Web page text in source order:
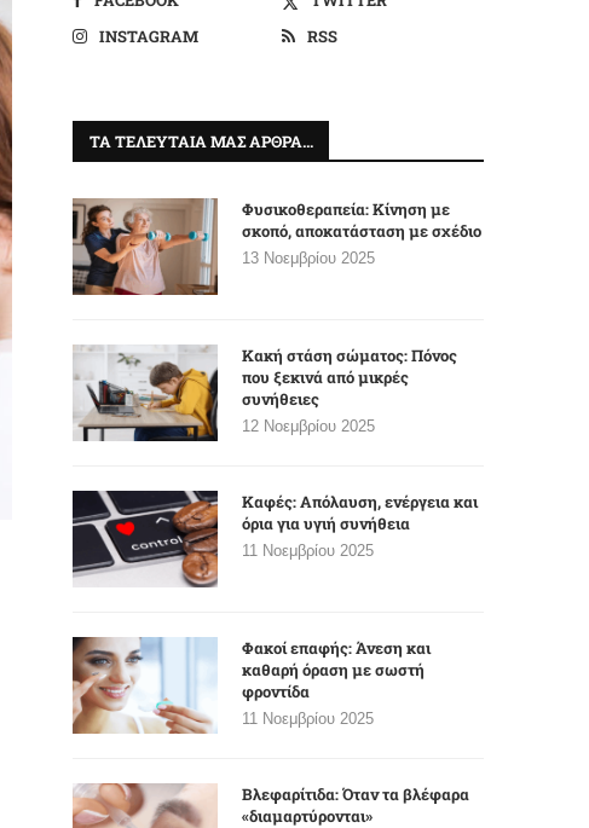
INSTAGRAM
RSS
ΤΑ ΤΕΛΕΥΤΑΊΑ ΜΑΣ ΆΡΘΡΑ…
Φυσικοθεραπεία: Κίνηση με
σκοπό, αποκατάσταση με σχέδιο
13 Νοεμβρίου 2025
Κακή στάση σώματος: Πόνος
που ξεκινά από μικρές
συνήθειες
12 Νοεμβρίου 2025
Καφές: Απόλαυση, ενέργεια και
όρια για υγιή συνήθεια
11 Νοεμβρίου 2025
Φακοί επαφής: Άνεση και
καθαρή όραση με σωστή
φροντίδα
11 Νοεμβρίου 2025
Βλεφαρίτιδα: Όταν τα βλέφαρα
«διαμαρτύρονται»